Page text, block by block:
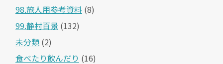
98.旅人用参考資料 (8)
99.静村百景 (132)
未分類 (2)
食べたり飲んだり (16)